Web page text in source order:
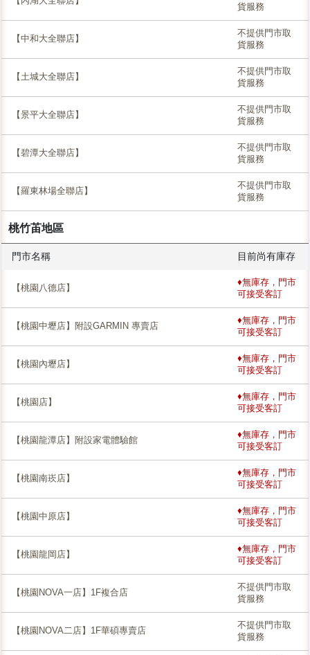
貨服務
【中和大全聯店】
不提供門市取
貨服務
【土城大全聯店】
不提供門市取
貨服務
【景平大全聯店】
不提供門市取
貨服務
【碧潭大全聯店】
不提供門市取
貨服務
【羅東林場全聯店】
不提供門市取
貨服務
桃竹苖地區
門市名稱 目前尚有庫存
【桃園八德店】
♦無庫存，門市
可接受客訂
【桃園中壢店】附設GARMIN 專賣店
♦無庫存，門市
可接受客訂
【桃園內壢店】
♦無庫存，門市
可接受客訂
【桃園店】
♦無庫存，門市
可接受客訂
【桃園龍潭店】附設家電體驗館
♦無庫存，門市
可接受客訂
【桃園南崁店】
♦無庫存，門市
可接受客訂
【桃園中原店】
♦無庫存，門市
可接受客訂
【桃園龍岡店】
♦無庫存，門市
可接受客訂
【桃園NOVA一店】1F複合店
不提供門市取
貨服務
【桃園NOVA二店】1F華碩專賣店
不提供門市取
貨服務